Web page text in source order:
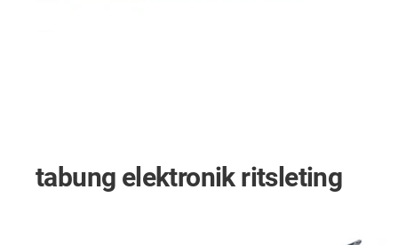
tabung elektronik ritsleting